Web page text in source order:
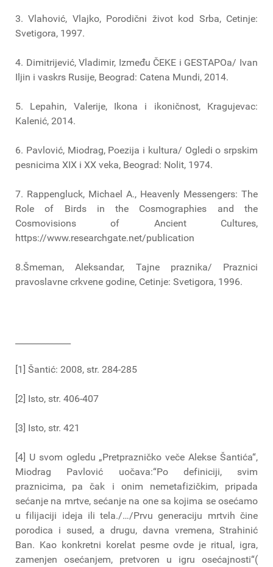
3. Vlahović, Vlajko, Porodični život kod Srba, Cetinje:
Svetigora, 1997.
4. Dimitrijević, Vladimir, Između ČEKE i GESTAPOa/ Ivan
Iljin i vaskrs Rusije, Beograd: Catena Mundi, 2014.
5. Lepahin, Valerije, Ikona i ikoničnost, Kragujevac:
Kalenić, 2014.
6. Pavlović, Miodrag, Poezija i kultura/ Ogledi o srpskim
pesnicima XIX i XX veka, Beograd: Nolit, 1974.
7. Rappengluck, Michael A., Heavenly Messengers: The
Role of Birds in the Cosmographies and the
Cosmovisions of Ancient Cultures,
https://www.researchgate.net/publication
8.Šmeman, Aleksandar, Tajne praznika/ Praznici
pravoslavne crkvene godine, Cetinje: Svetigora, 1996.
[1] Šantić: 2008, str. 284-285
[2] Isto, str. 406-407
[3] Isto, str. 421
[4] U svom ogledu „Pretprazničko veče Alekse Šantića“,
Miodrag Pavlović uočava:“Po definiciji, svim
praznicima, pa čak i onim nemetafizičkim, pripada
sećanje na mrtve, sećanje na one sa kojima se osećamo
u filijaciji ideja ili tela./…/Prvu generaciju mrtvih čine
porodica i sused, a drugu, davna vremena, Strahinić
Ban. Kao konkretni korelat pesme ovde je ritual, igra,
zamenjen osećanjem, pretvoren u igru osećajnosti“(